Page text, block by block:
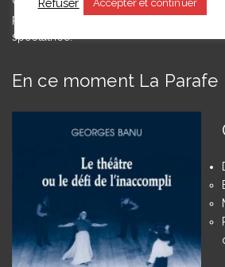
pour but de partager des expériences
spectatrice.
En ce moment La Parafe
Accepter et continuer